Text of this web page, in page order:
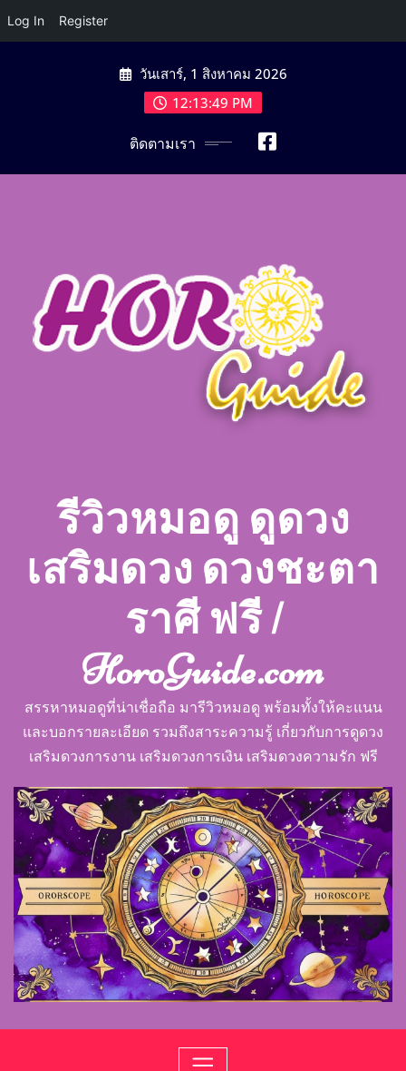
Log In Register
วันเสาร์, 1 สิงหาคม 2026
12:13:51 PM
ติดตามเรา
รีวิวหมอดู ดูดวง
เสริมดวง ดวงชะตา
ราศี ฟรี |
HoroGuide.com
สรรหาหมอดูที่น่าเชื่อถือ มารีวิวหมอดู พร้อมทั้งให้คะแนน
และบอกรายละเอียด รวมถึงสาระความรู้ เกี่ยวกับการดูดวง
เสริมดวงการงาน เสริมดวงการเงิน เสริมดวงความรัก ฟรี